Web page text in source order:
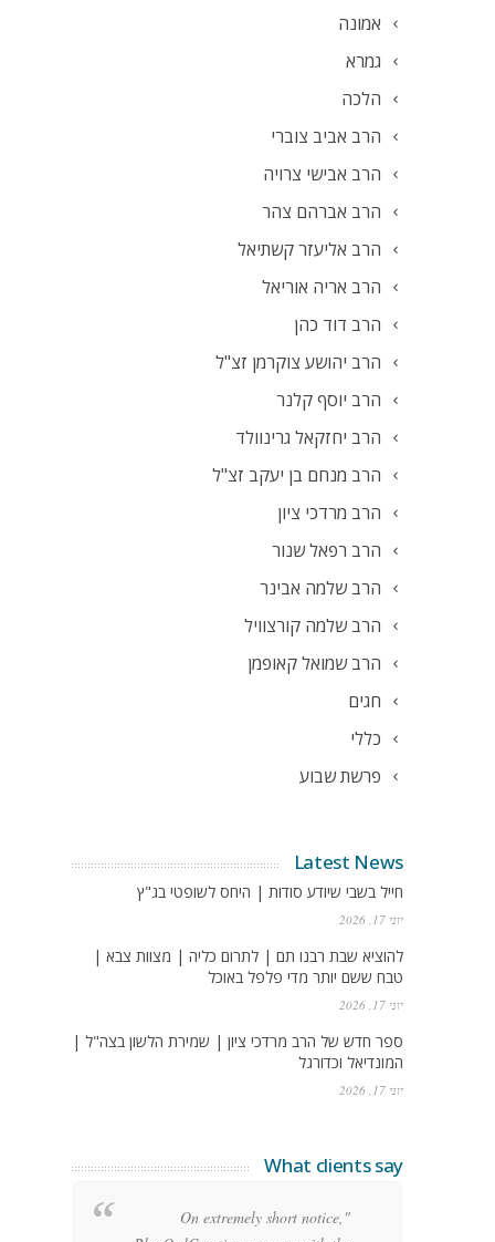
אמונה
גמרא
הלכה
הרב אביב צוברי
הרב אבישי צרויה
הרב אברהם צהר
הרב אליעזר קשתיאל
הרב אריה אוריאל
הרב דוד כהן
הרב יהושע צוקרמן זצ"ל
הרב יוסף קלנר
הרב יחזקאל גרינוולד
הרב מנחם בן יעקב זצ"ל
הרב מרדכי ציון
הרב רפאל שנור
הרב שלמה אבינר
הרב שלמה קורצוויל
הרב שמואל קאופמן
חגים
כללי
פרשת שבוע
Latest News
חייל בשבי שיודע סודות | היחס לשופטי בג"ץ
יוני 17, 2026
להוציא שבת רבנו תם | לתרום כליה | מצוות צבא |
טבח ששם יותר מדי פלפל באוכל
יוני 17, 2026
ספר חדש של הרב מרדכי ציון | שמירת הלשון בצה"ל |
המונדיאל וכדורגל
יוני 17, 2026
What clients say
"On extremely short notice,